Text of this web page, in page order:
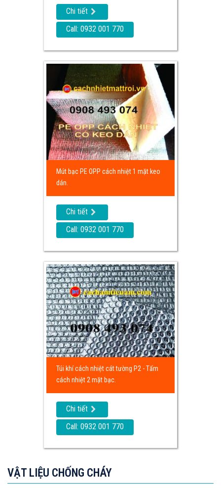
Chi tiết
Call: 0932 001 770
Mút bạc PE OPP cách nhiệt 1 mặt keo
dán.
Chi tiết
Call: 0932 001 770
Túi khí cách nhiệt cát tường P2 - Tấm
cách nhiệt 2 mặt bạc.
Chi tiết
Call: 0932 001 770
VẬT LIỆU CHỐNG CHÁY